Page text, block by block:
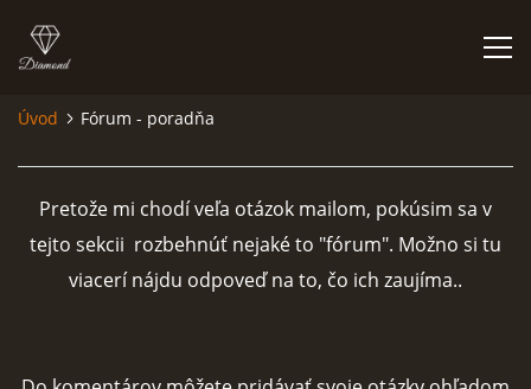
NIEČO O MNE A MOJEJ ZÁĽUBE
FÓRUM - PORADŇA
Úvod Fórum - poradňa
Pretože mi chodí veľa otázok mailom, pokúsim sa v
tejto sekcii rozbehnúť nejaké to "fórum". Možno si tu
viacerí nájdu odpoveď na to, čo ich zaujíma..